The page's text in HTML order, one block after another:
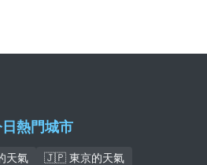
熱門城市
天氣
🇯🇵 東京的天氣